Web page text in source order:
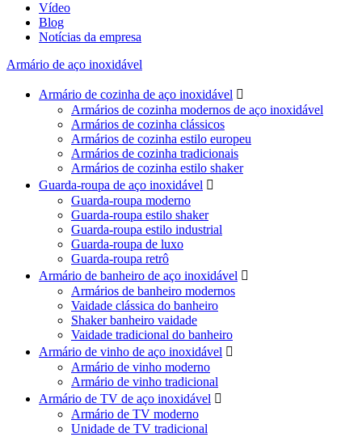
Vídeo
Blog
Notícias da empresa
Armário de aço inoxidável
Armário de cozinha de aço inoxidável 
Armários de cozinha modernos de aço inoxidável
Armários de cozinha clássicos
Armários de cozinha estilo europeu
Armários de cozinha tradicionais
Armários de cozinha estilo shaker
Guarda-roupa de aço inoxidável 
Guarda-roupa moderno
Guarda-roupa estilo shaker
Guarda-roupa estilo industrial
Guarda-roupa de luxo
Guarda-roupa retrô
Armário de banheiro de aço inoxidável 
Armários de banheiro modernos
Vaidade clássica do banheiro
Shaker banheiro vaidade
Vaidade tradicional do banheiro
Armário de vinho de aço inoxidável 
Armário de vinho moderno
Armário de vinho tradicional
Armário de TV de aço inoxidável 
Armário de TV moderno
Unidade de TV tradicional